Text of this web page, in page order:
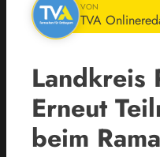
VON
TVA
Landkreis
Erneut
beim